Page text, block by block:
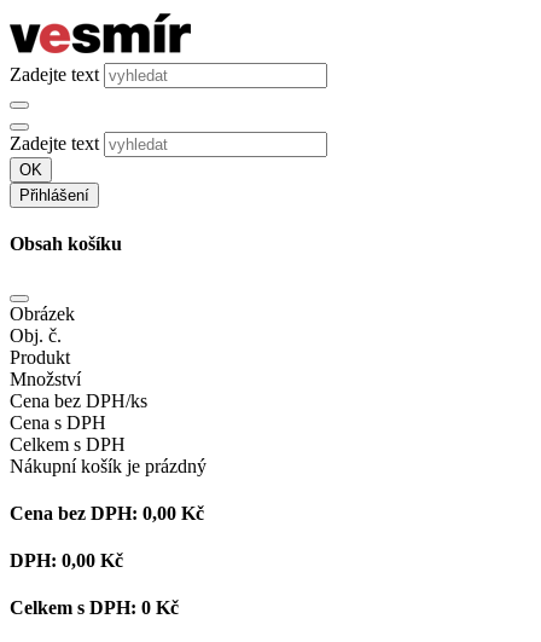
Zadejte text
Zadejte text
OK
Přihlášení
Obsah košíku
Obrázek
Obj. č.
Produkt
Množství
Cena bez DPH/ks
Cena s DPH
Celkem s DPH
Nákupní košík je prázdný
Cena bez DPH: 0,00 Kč
DPH: 0,00 Kč
Celkem s DPH: 0 Kč